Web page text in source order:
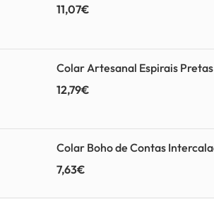
11,07€
Colar Artesanal Espirais Pretas
12,79€
Colar Boho de Contas
7,63€